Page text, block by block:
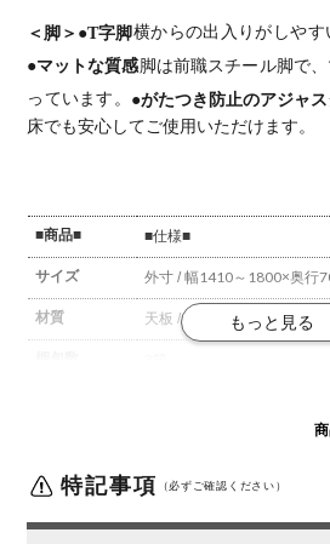
＜脚＞ ●T字脚横からの出入りがしやす
●マットな質感脚は前職スチール脚で
っています。 ●がたつき防止のアジャ
床でも安心してご使用いただけます。
■商品■ ■仕様■
サイズ 外寸 / 幅1410～1800×奥行
材質 天板 / ウォールナット(集成材)
梱包3 /
が合わなかったなど、お客
特記事項 （必ずご確認ください）